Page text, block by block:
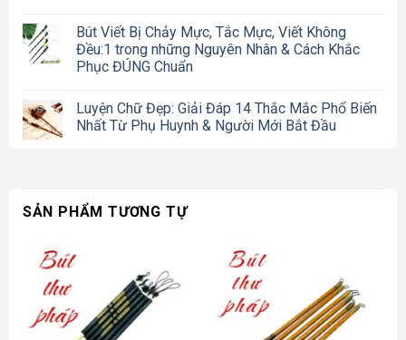
Bút Viết Bị Chảy Mực, Tắc Mực, Viết Không
Đều:1 trong những Nguyên Nhân & Cách Khắc
Phục ĐÚNG Chuẩn
Luyện Chữ Đẹp: Giải Đáp 14 Thắc Mắc Phổ Biến
Nhất Từ Phụ Huynh & Người Mới Bắt Đầu
SẢN PHẨM TƯƠNG TỰ